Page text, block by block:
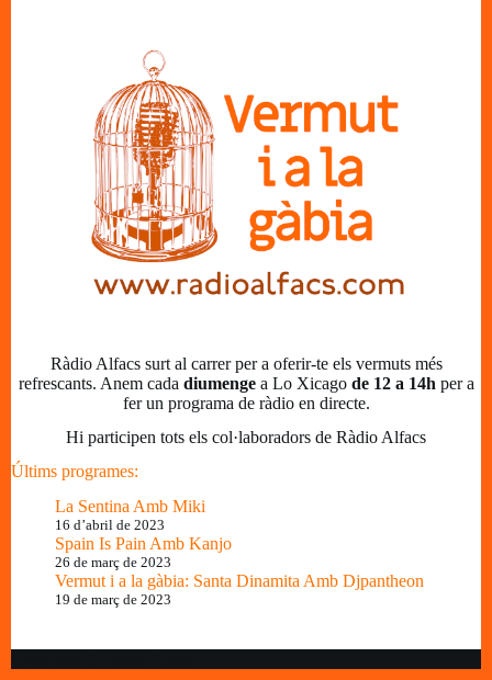
Ràdio Alfacs surt al carrer per a oferir-te els vermuts més
refrescants. Anem cada diumenge a Lo Xicago de 12 a 14h per a
fer un programa de ràdio en directe.
Hi participen tots els col·laboradors de Ràdio Alfacs
Últims programes:
La Sentina Amb Miki
16 d’abril de 2023
Spain Is Pain Amb Kanjo
26 de març de 2023
Vermut i a la gàbia: Santa Dinamita Amb Djpantheon
19 de març de 2023